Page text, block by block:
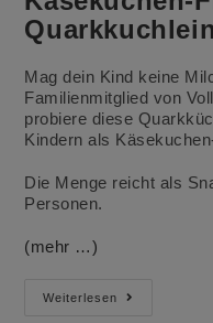
Mag dein Kind keine
Familienmitglied von
probiere diese
Kindern als
Die Menge reicht als
Personen.
(mehr …)
Weiterlesen
Käsekuchen-